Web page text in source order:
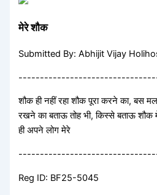
मेरे शौक
Submitted By: Abhijit Vijay
शौक ही नहीं रहा शौक पूरा करने का, बस
रखने का बताऊ तोह भी, किस्से बताऊ शौक
ही अपने लोग मेरे
Reg ID: BF25-5045